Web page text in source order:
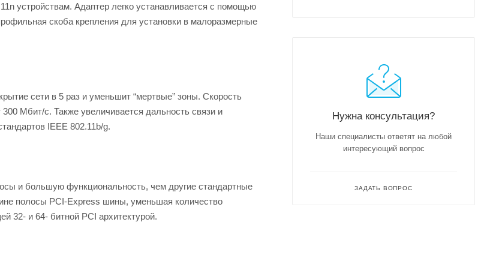
устройствам. Адаптер легко устанавливается с помощью
скоба крепления для установки в малоразмерные
сети в 5 раз и уменьшит “мертвые” зоны. Скорость
Мбит/с. Также увеличивается дальность связи и
IEEE 802.11b/g.
и большую функциональность, чем другие стандартные
полосы PCI-Express шины, уменьшая количество
32- и 64- битной PCI архитектурой.
Нужна консультация?
Наши специалисты ответят на любой
интересующий вопрос
ЗАДАТЬ ВОПРОС